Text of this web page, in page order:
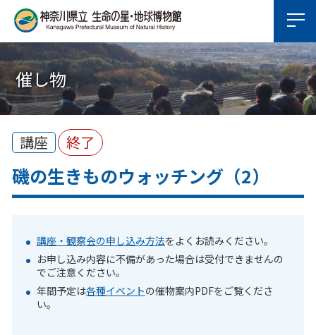
催し物
講座 終了
磯の生きものウォッチング（2）
講座・観察会の申し込み方法をよくお読みください。
お申し込み内容に不備があった場合は受付できませんの
でご注意ください。
年間予定は各種イベントの催物案内PDFをご覧くださ
い。